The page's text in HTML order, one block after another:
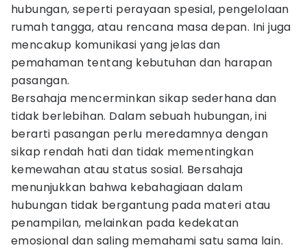
hubungan, seperti perayaan spesial, pengelolaan
rumah tangga, atau rencana masa depan. Ini juga
mencakup komunikasi yang jelas dan
pemahaman tentang kebutuhan dan harapan
pasangan.
Bersahaja mencerminkan sikap sederhana dan
tidak berlebihan. Dalam sebuah hubungan, ini
berarti pasangan perlu meredamnya dengan
sikap rendah hati dan tidak mementingkan
kemewahan atau status sosial. Bersahaja
menunjukkan bahwa kebahagiaan dalam
hubungan tidak bergantung pada materi atau
penampilan, melainkan pada kedekatan
emosional dan saling memahami satu sama lain.